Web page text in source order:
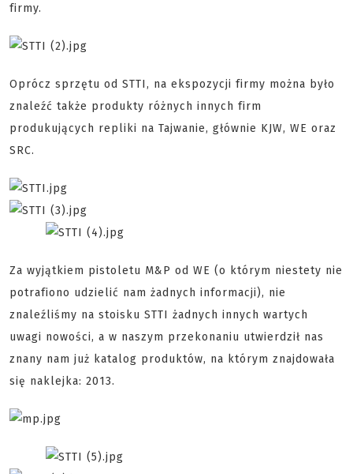
firmy.
Oprócz sprzętu od STTI, na ekspozycji firmy można było
znaleźć także produkty różnych innych firm
produkujących repliki na Tajwanie, głównie KJW, WE oraz
SRC.
Za wyjątkiem pistoletu M&P od WE (o którym niestety nie
potrafiono udzielić nam żadnych informacji), nie
znaleźliśmy na stoisku STTI żadnych innych wartych
uwagi nowości, a w naszym przekonaniu utwierdził nas
znany nam już katalog produktów, na którym znajdowała
się naklejka: 2013.